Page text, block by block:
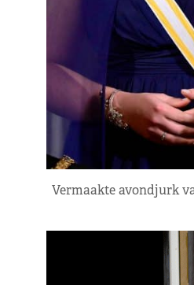
Vermaakte avondjurk